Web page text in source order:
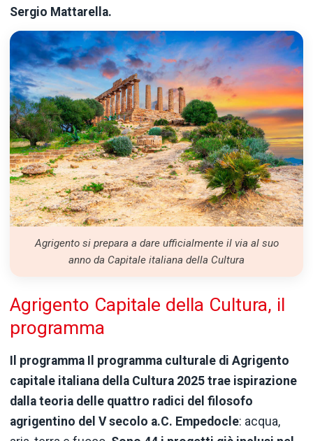
Sergio Mattarella.
Agrigento si prepara a dare ufficialmente il via al suo
anno da Capitale italiana della Cultura
Agrigento Capitale della Cultura, il
programma
Il programma Il programma culturale di Agrigento
capitale italiana della Cultura 2025 trae ispirazione
dalla teoria delle quattro radici del filosofo
agrigentino del V secolo a.C. Empedocle: acqua,